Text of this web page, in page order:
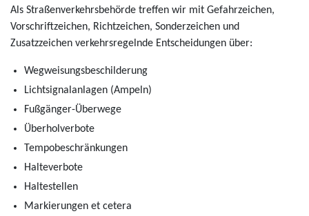
Als Straßenverkehrsbehörde treffen wir mit Gefahrzeichen,
Vorschriftzeichen, Richtzeichen, Sonderzeichen und
Zusatzzeichen verkehrsregelnde Entscheidungen über:
Wegweisungsbeschilderung
Lichtsignalanlagen (Ampeln)
Fußgänger-Überwege
Überholverbote
Tempobeschränkungen
Halteverbote
Haltestellen
Markierungen et cetera